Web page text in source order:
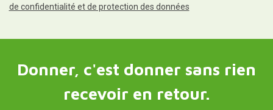
de confidentialité et de protection des données
Donner, c'est donner sans rien
recevoir en retour.